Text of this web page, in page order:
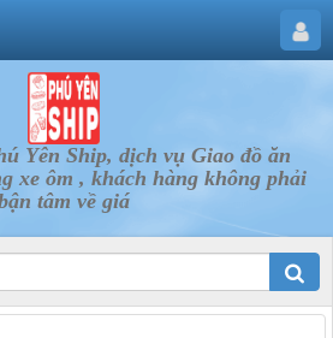
Yên Ship, dịch vụ Giao đồ ăn
xe ôm , khách hàng không phải
tâm về giá